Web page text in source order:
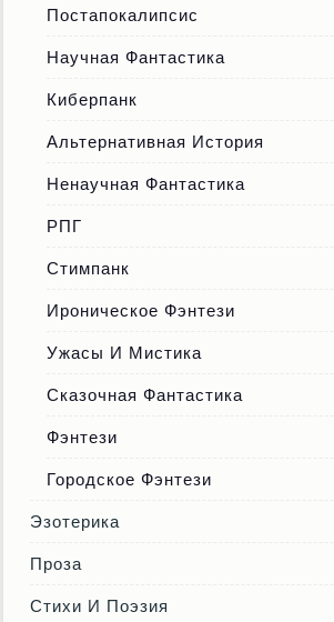
Постапокалипсис
Научная Фантастика
Киберпанк
Альтернативная История
Ненаучная Фантастика
РПГ
Стимпанк
Ироническое Фэнтези
Ужасы И Мистика
Сказочная Фантастика
Фэнтези
Городское Фэнтези
Эзотерика
Проза
Стихи И Поэзия